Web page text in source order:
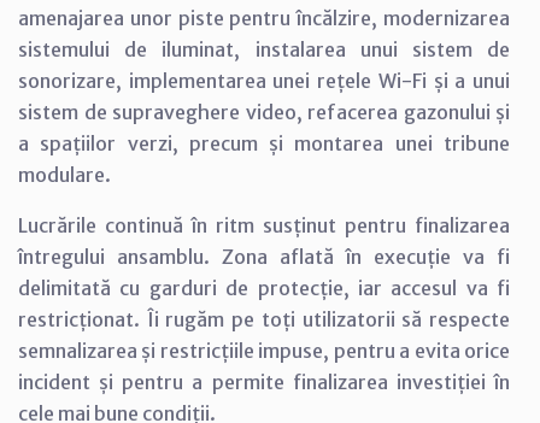
amenajarea unor piste pentru încălzire, modernizarea
sistemului de iluminat, instalarea unui sistem de
sonorizare, implementarea unei rețele Wi-Fi și a unui
sistem de supraveghere video, refacerea gazonului și
a spațiilor verzi, precum și montarea unei tribune
modulare.
Lucrările continuă în ritm susținut pentru finalizarea
întregului ansamblu. Zona aflată în execuție va fi
delimitată cu garduri de protecție, iar accesul va fi
restricționat. Îi rugăm pe toți utilizatorii să respecte
semnalizarea și restricțiile impuse, pentru a evita orice
incident și pentru a permite finalizarea investiției în
cele mai bune condiții.